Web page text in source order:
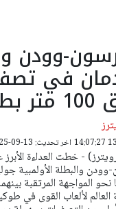
وودن
في
اخر تحديث: 13-09-2025 14:07:49
- خطت العداءة الأبرز
والبطلة الأولمبية
لألعاب القوى في